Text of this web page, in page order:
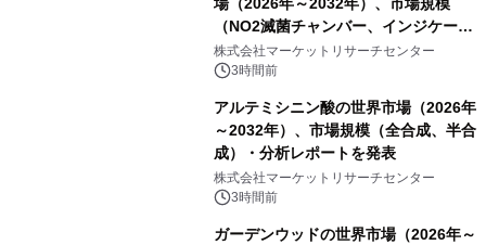
（NO2滅菌チャンバー、インジケータ
ーおよびモニタリングシステム、その
他）・分析レポートを発表
株式会社マーケットリサーチセンター
3時間前
アルテミシニン酸の世界市場（2026年
～2032年）、市場規模（全合成、半合
成）・分析レポートを発表
株式会社マーケットリサーチセンター
3時間前
ガーデンウッドの世界市場（2026年～